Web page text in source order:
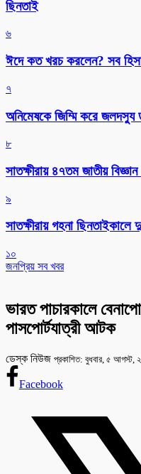
ছিনতাই
৬
ঈদে কত খরচ করলেন? সব
৭
অনিমেষকে জিম্মি করে
৮
সাতক্ষীরায় ৪৭তম জাতীয়
৯
সাতক্ষীরায় গহনা ছিনতাইকালে
১০
জনপ্রিয় সব খবর
ভারত পাচারকালে
পাসপোর্টযাত্রী আটক
ডেস্ক নিউজ প্রকাশিত: বুধবার, ৫ আগস্ট,
Facebook